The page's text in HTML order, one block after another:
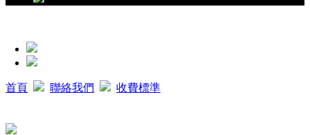
首頁 聯絡我們 收費標準